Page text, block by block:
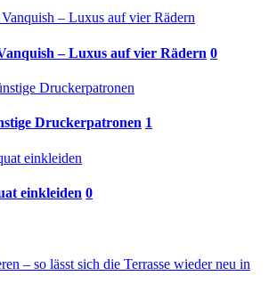
– Luxus auf vier Rädern 0
Druckerpatronen 1
einkleiden 0